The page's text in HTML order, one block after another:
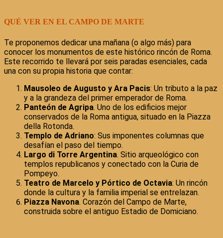
QUÉ VER EN EL CAMPO DE MARTE
Te proponemos dedicar una mañana (o algo más) para
conocer los monumentos de este histórico rincón de Roma.
Este recorrido te llevará por seis paradas esenciales, cada
una con su propia historia que contar:
Mausoleo de Augusto y Ara Pacis: Un tributo a la paz
y a la grandeza del primer emperador de Roma.
Panteón de Agripa. Uno de los edificios mejor
conservados de la Roma antigua, situado en la Piazza
della Rotonda.
Templo de Adriano: Sus imponentes columnas que
desafían el paso del tiempo.
Largo di Torre Argentina. Sitio arqueológico con
templos republicanos y conectado con la Curia de
Pompeyo.
Teatro de Marcelo y Pórtico de Octavia: Un rincón
donde la cultura y la familia imperial se entrelazan.
Piazza Navona. Corazón del Campo de Marte,
construida sobre el antiguo Estadio de Domiciano.